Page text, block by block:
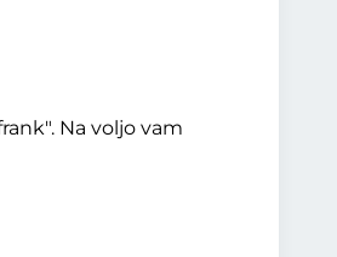
Na voljo vam